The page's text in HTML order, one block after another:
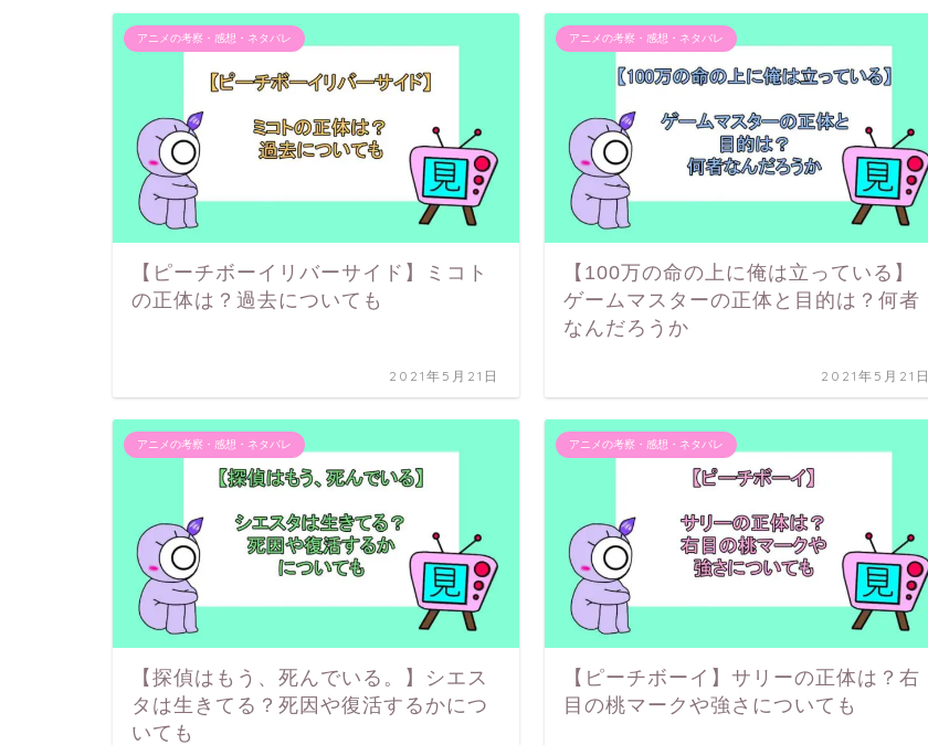
アニメの考察・感想・ネタバレ
【ピーチボーイリバーサイド】ミコト
の正体は？過去についても
2021年5月21日
アニメの考察・感想・ネタバレ
【100万の命の上に俺は立っている】
ゲームマスターの正体と目的は？何者
なんだろうか
2021年5月21日
アニメの考察・感想・ネタバレ
【探偵はもう、死んでいる。】シエス
タは生きてる？死因や復活するかにつ
いても
アニメの考察・感想・ネタバレ
【ピーチボーイ】サリーの正体は？右
目の桃マークや強さについても